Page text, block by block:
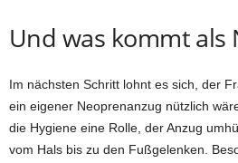
Und was kommt als
Im nächsten Schritt lohnt es sich, der
ein eigener Neoprenanzug nützlich
die Hygiene eine Rolle, der Anzug
vom Hals bis zu den Fußgelenken.